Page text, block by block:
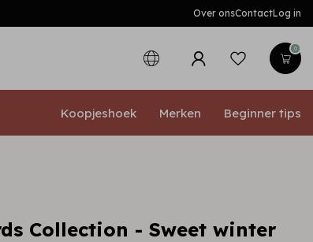
Over onsContactLog in
0
Koopjeshoek Merken Beginner tips
Collection - Sweet winter